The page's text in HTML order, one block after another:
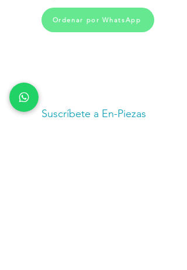
Ordenar por WhatsApp
Suscríbete a En-Piezas